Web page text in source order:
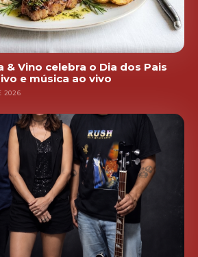
& Vino celebra o Dia dos Pais
e música ao vivo
2026